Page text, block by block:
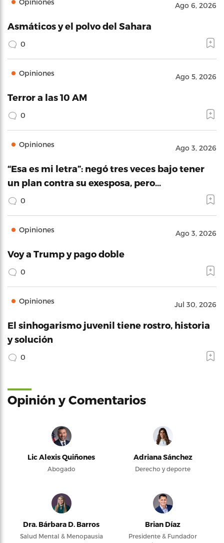
Opiniones Ago 6, 2026
Asmáticos y el polvo del Sahara
0
Opiniones Ago 5, 2026
Terror a las 10 AM
0
Opiniones Ago 3, 2026
“Esa es mi letra”: negó tres veces bajo tener
un plan contra su exesposa, pero…
0
Opiniones Ago 3, 2026
Voy a Trump y pago doble
0
Opiniones Jul 30, 2026
El sinhogarismo juvenil tiene rostro, historia
y solución
0
Opinión y Comentarios
Lic Alexis Quiñones
Abogado
Adriana Sánchez
Derecho y deporte
Dra. Bárbara D. Barros
Salud Mental & Menopausia
Brian Díaz
Presidente & Fundador